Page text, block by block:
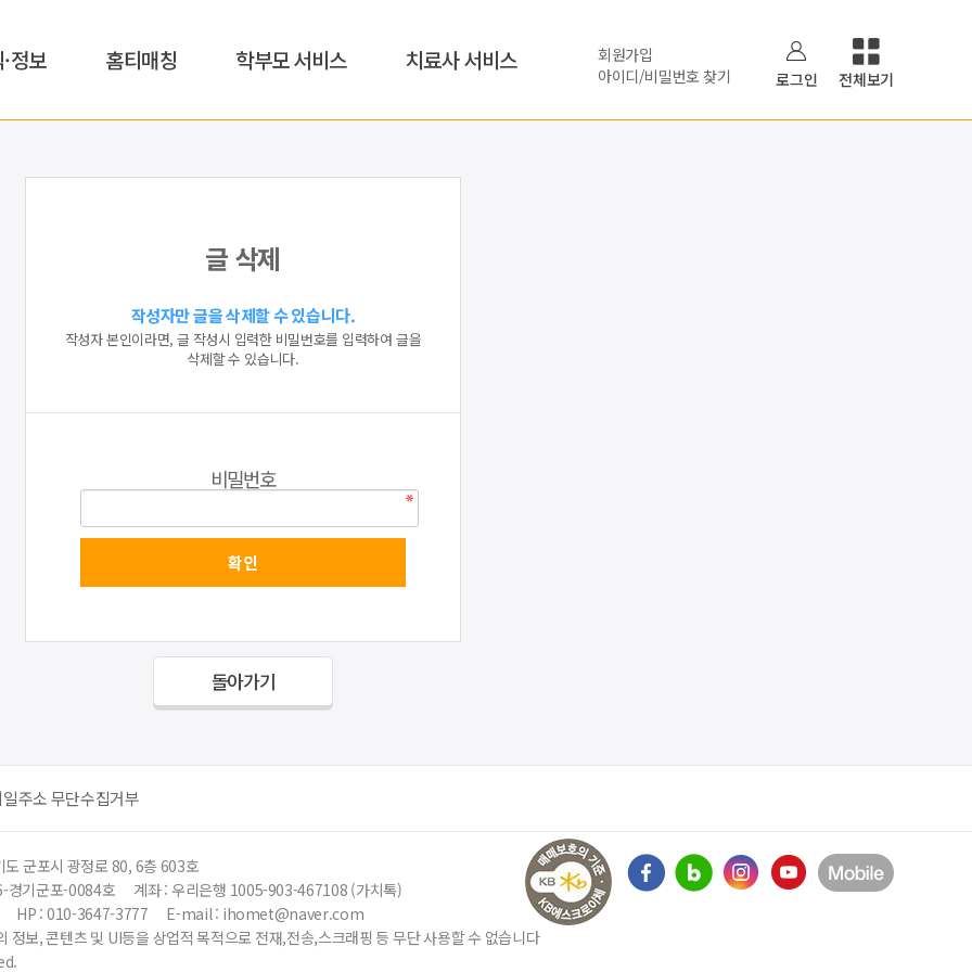
정보 홈티매칭 학부모 서비스 치료사 서비스
회원가입
아이디/비밀번호 찾기
로그인 전체보기
글 삭제
작성자만 글을 삭제할 수 있습니다.
작성자 본인이라면, 글 작성시 입력한 비밀번호를 입력하여 글을
삭제할 수 있습니다.
비밀번호
돌아가기
주소 무단수집거부
도 군포시 광정로 80, 6층 603호
경기군포-0084호
계좌 : 우리은행 1005-903-467108 (가치톡)
HP : 010-3647-3777
E-mail : ihomet@naver.com
정보, 콘텐츠 및 UI등을 상업적 목적으로 전재,전송,스크래핑 등 무단 사용할 수 없습니다